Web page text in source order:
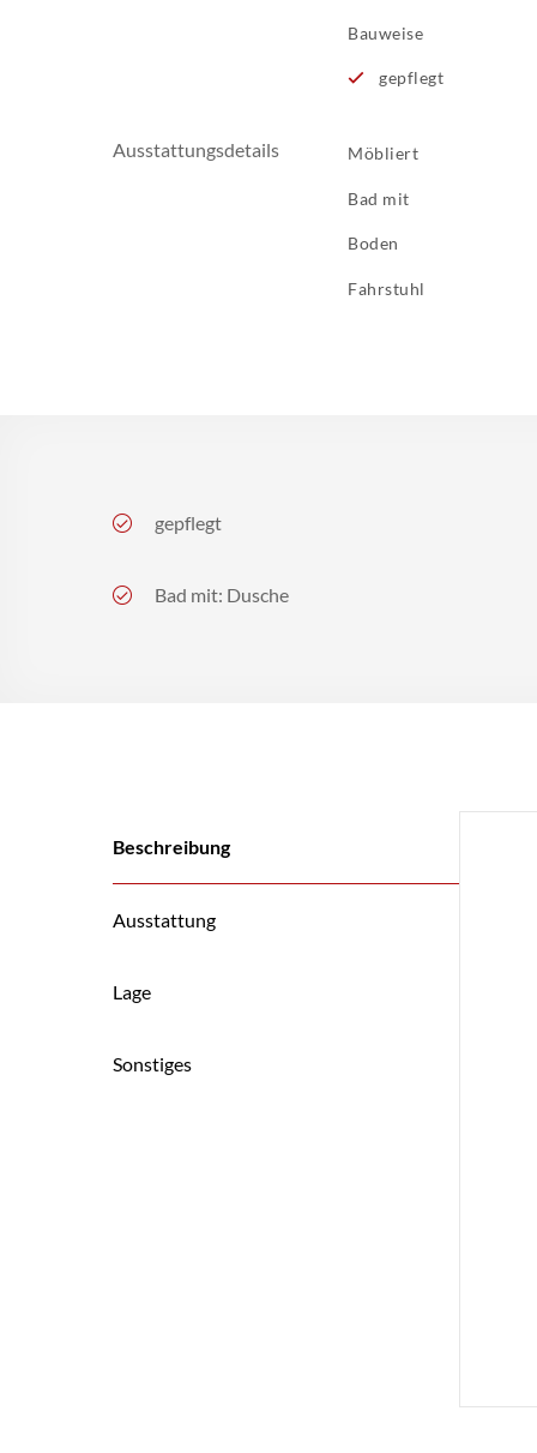
Bauweise
gepflegt
Ausstattungsdetails Möbliert
Bad mit
Boden
Fahrstuhl
gepflegt
Bad mit: Dusche
Beschreibung
Ausstattung
Lage
Sonstiges